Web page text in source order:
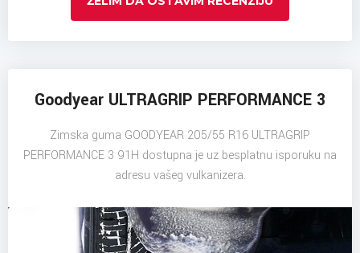
Goodyear ULTRAGRIP PERFORMANCE 3
Zimska guma GOODYEAR 205/55 R16 ULTRAGRIP
PERFORMANCE 3 91H dostupna je uz besplatnu isporuku na
adresu vašeg vulkanizera.